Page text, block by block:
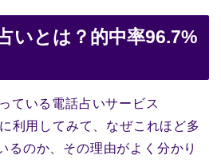
いとは？的中率96.7%
ている電話占いサービス
利用してみて、なぜこれほど多
るのか、その理由がよく分かり